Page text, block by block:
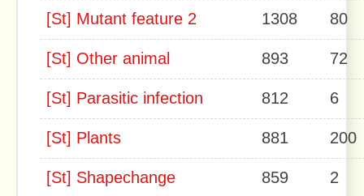
[St] Mutant feature 2 1308 80
[St] Other animal 893 72
[St] Parasitic infection 812 6
[St] Plants 881 200
[St] Shapechange 859 2